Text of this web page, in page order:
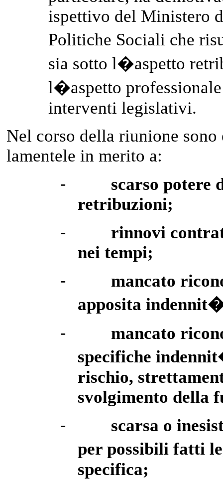
ispettivo del Ministero
Politiche Sociali che
sia sotto l�aspetto
l�aspetto
interventi legislativi.
Nel corso della riunione
lamentele in merito a:
-
scarso potere
retribuzioni;
-
rinnovi
nei tempi;
-
mancato
apposita
-
mancato
specifiche
rischio,
svolgimento della
-
scarsa o
per possibili fatti
specifica;